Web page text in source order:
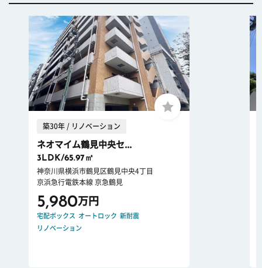
築30年 / リノベーション
ネオマイム鶴見中央セ...
3LDK/65.97㎡
神奈川県横浜市鶴見区鶴見中央4丁目
京浜急行電鉄本線 京急鶴見
5,980万円
宅配ボックス オートロック 新耐震
リノベーション